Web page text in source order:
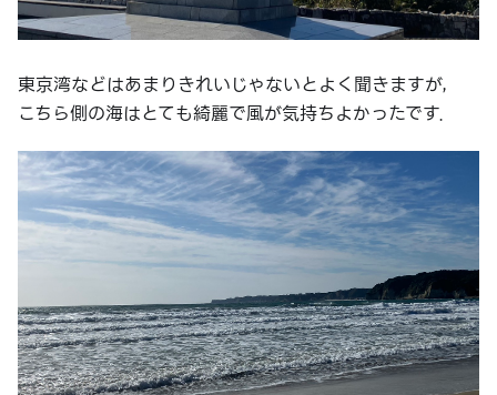
東京湾などはあまりきれいじゃないとよく聞きますが，
こちら側の海はとても綺麗で風が気持ちよかったです．